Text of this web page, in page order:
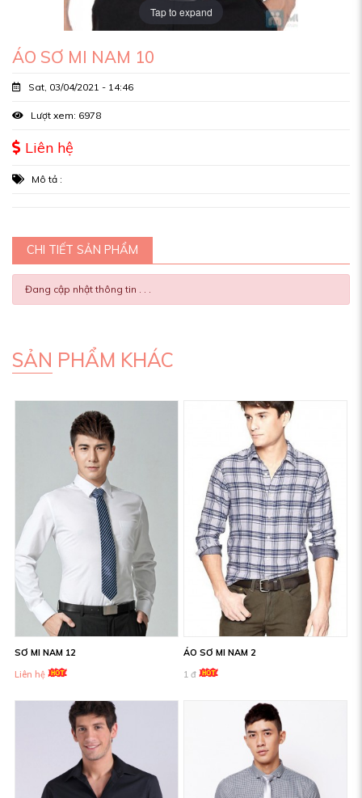
Tap to expand
ÁO SƠ MI NAM 10
Sat, 03/04/2021 - 14:46
Lượt xem: 6978
Liên hệ
Mô tả :
CHI TIẾT SẢN PHẨM
Đang cập nhật thông tin . . .
SẢN PHẨM KHÁC
SƠ MI NAM 12
Liên hệ
ÁO SƠ MI NAM 2
1 đ